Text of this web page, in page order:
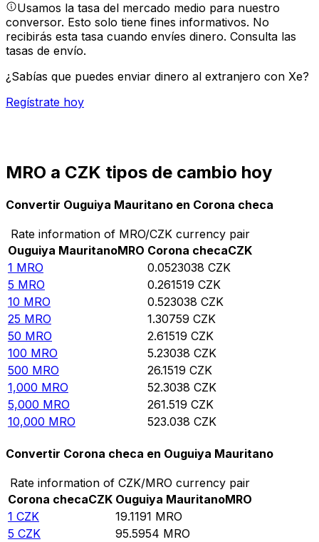
Usamos la tasa del mercado medio para nuestro
conversor. Esto solo tiene fines informativos. No
recibirás esta tasa cuando envíes dinero. Consulta las
tasas de envío.
¿Sabías que puedes enviar dinero al extranjero con Xe?
Regístrate hoy
MRO a CZK tipos de cambio hoy
Convertir Ouguiya Mauritano en Corona checa
Rate information of MRO/CZK currency pair
Ouguiya MauritanoMRO Corona checaCZK
1 MRO 0.0523038 CZK
5 MRO 0.261519 CZK
10 MRO 0.523038 CZK
25 MRO 1.30759 CZK
50 MRO 2.61519 CZK
100 MRO 5.23038 CZK
500 MRO 26.1519 CZK
1,000 MRO 52.3038 CZK
5,000 MRO 261.519 CZK
10,000 MRO 523.038 CZK
Convertir Corona checa en Ouguiya Mauritano
Rate information of CZK/MRO currency pair
Corona checaCZK Ouguiya MauritanoMRO
1 CZK 19.1191 MRO
5 CZK 95.5954 MRO